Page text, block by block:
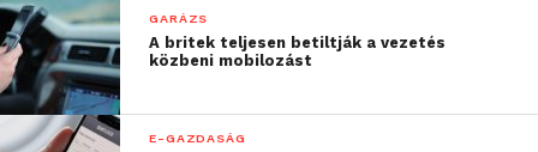
GARÁZS
A britek teljesen betiltják a vezetés
közbeni mobilozást
E-GAZDASÁG